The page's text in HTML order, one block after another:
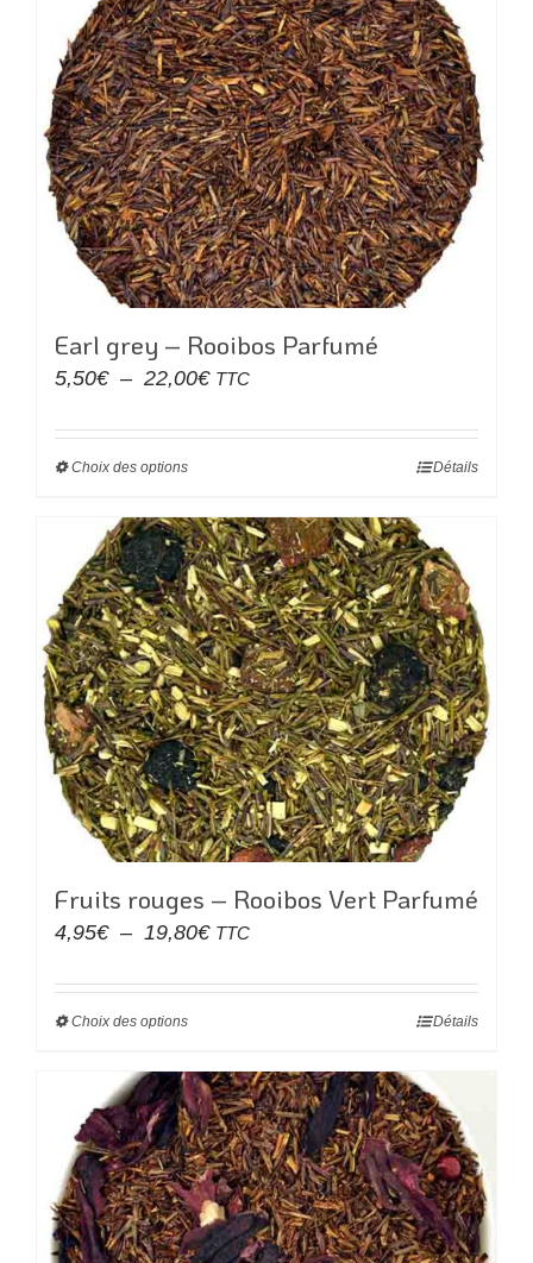
plusieurs
variations.
Les
options
peuvent
être
choisies
sur
la
page
du
produit
Earl grey – Rooibos Parfumé
5,50€ – 22,00€Plage
prix :
22,00€
TTC
Choix des optionsCe
a
plusieurs
variations.
Les
options
peuvent
être
choisies
sur
la
page
produit
Détails
Fruits rouges – Rooibos Vert Parfumé
4,95€ – 19,80€Plage
prix :
19,80€
TTC
Choix des optionsCe
a
plusieurs
variations.
Les
options
peuvent
Détails